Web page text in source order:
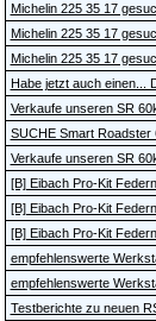
Michelin 225 35 17
Michelin 225 35 17
Michelin 225 35 17
Habe jetzt auch einen...
Verkaufe unseren SR
SUCHE Smart Roadster
Verkaufe unseren SR
[B] Eibach Pro-Kit
[B] Eibach Pro-Kit
[B] Eibach Pro-Kit
empfehlenswerte
empfehlenswerte
Testberichte zu neuen